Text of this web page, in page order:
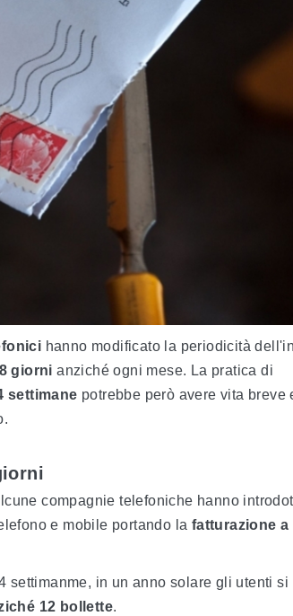
hanno modificato la periodicità
giorni anziché ogni mese. La pratica di
settimane potrebbe però avere vita breve
compagnie telefoniche hanno
e mobile portando la fatturazione a
settimanme, in un anno solare gli utenti si
12 bollette.